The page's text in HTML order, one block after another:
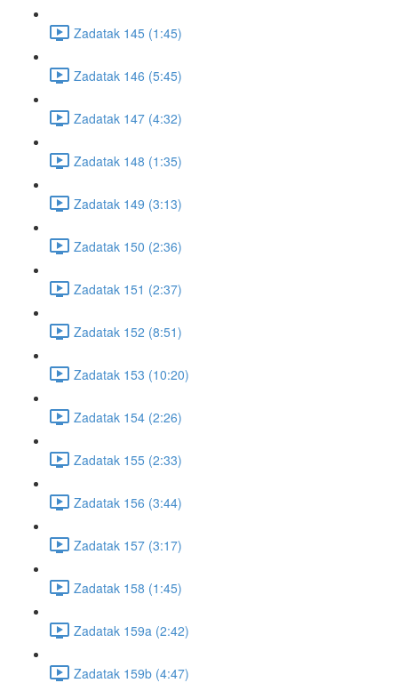
Zadatak 145 (1:45)
Zadatak 146 (5:45)
Zadatak 147 (4:32)
Zadatak 148 (1:35)
Zadatak 149 (3:13)
Zadatak 150 (2:36)
Zadatak 151 (2:37)
Zadatak 152 (8:51)
Zadatak 153 (10:20)
Zadatak 154 (2:26)
Zadatak 155 (2:33)
Zadatak 156 (3:44)
Zadatak 157 (3:17)
Zadatak 158 (1:45)
Zadatak 159a (2:42)
Zadatak 159b (4:47)